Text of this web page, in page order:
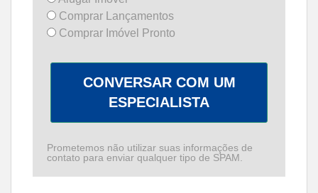
Comprar Lançamentos
Comprar Imóvel Pronto
CONVERSAR COM UM
ESPECIALISTA
Prometemos não utilizar suas informações de
contato para enviar qualquer tipo de SPAM.